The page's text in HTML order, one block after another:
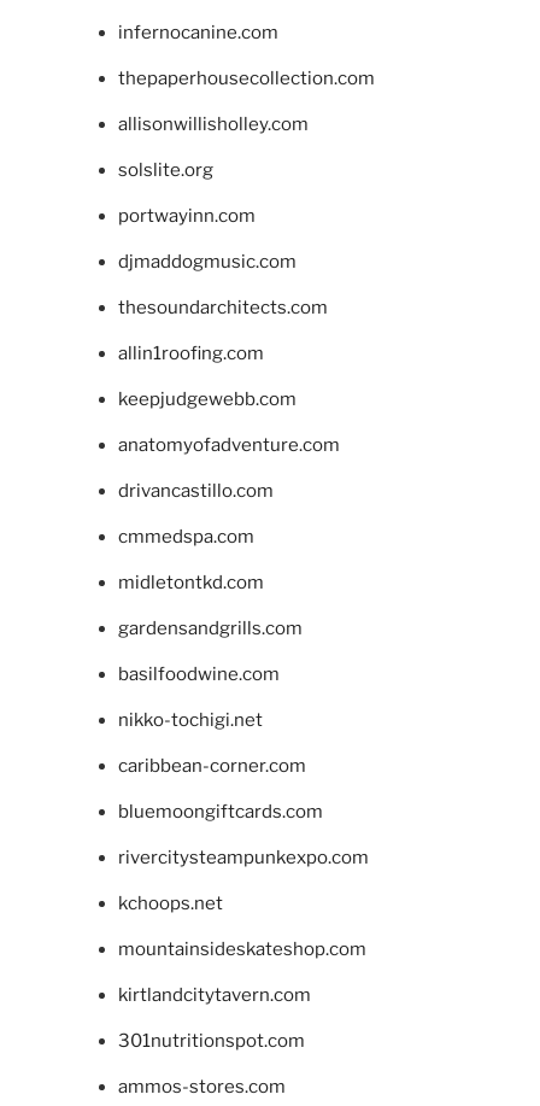
infernocanine.com
thepaperhousecollection.com
allisonwillisholley.com
solslite.org
portwayinn.com
djmaddogmusic.com
thesoundarchitects.com
allin1roofing.com
keepjudgewebb.com
anatomyofadventure.com
drivancastillo.com
cmmedspa.com
midletontkd.com
gardensandgrills.com
basilfoodwine.com
nikko-tochigi.net
caribbean-corner.com
bluemoongiftcards.com
rivercitysteampunkexpo.com
kchoops.net
mountainsideskateshop.com
kirtlandcitytavern.com
301nutritionspot.com
ammos-stores.com